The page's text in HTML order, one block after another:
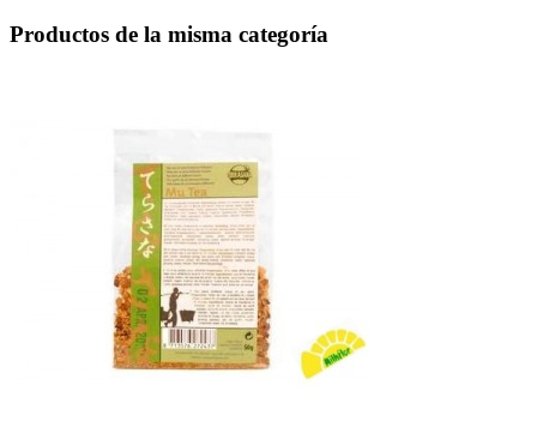
Productos de la misma categoría